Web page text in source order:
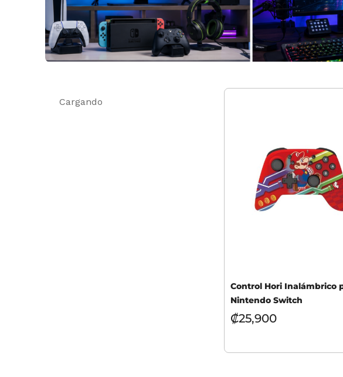
Cargando
Control Hori Inalámbrico
Nintendo Switch
₡25,900